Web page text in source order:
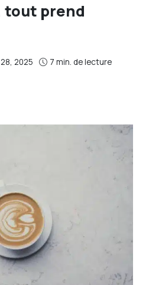
tout prend
2025 7 min. de lecture